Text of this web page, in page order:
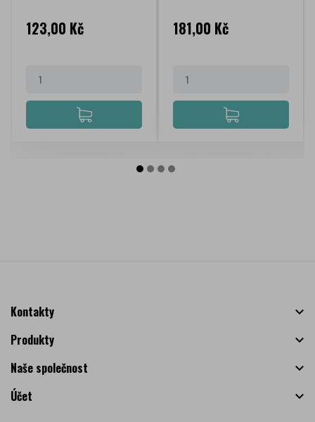
Cena
123,00 Kč Cena
181,00 Kč
Kontakty

Produkty

Naše společnost

Účet
